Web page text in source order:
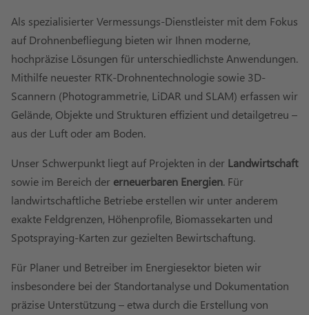
Als spezialisierter Vermessungs-Dienstleister mit dem Fokus
auf Drohnenbefliegung bieten wir Ihnen moderne,
hochpräzise Lösungen für unterschiedlichste Anwendungen.
Mithilfe neuester RTK-Drohnentechnologie sowie 3D-
Scannern (Photogrammetrie, LiDAR und SLAM) erfassen wir
Gelände, Objekte und Strukturen effizient und detailgetreu –
aus der Luft oder am Boden.
Unser Schwerpunkt liegt auf Projekten in der Landwirtschaft
sowie im Bereich der erneuerbaren Energien. Für
landwirtschaftliche Betriebe erstellen wir unter anderem
exakte Feldgrenzen, Höhenprofile, Biomassekarten und
Spotspraying-Karten zur gezielten Bewirtschaftung.
Für Planer und Betreiber im Energiesektor bieten wir
insbesondere bei der Standortanalyse und Dokumentation
präzise Unterstützung – etwa durch die Erstellung von